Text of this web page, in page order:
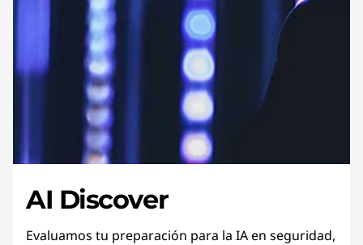
AI Discover
Evaluamos tu preparación para la IA en seguridad,